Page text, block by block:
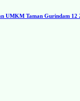
UMKM Taman Gurindam